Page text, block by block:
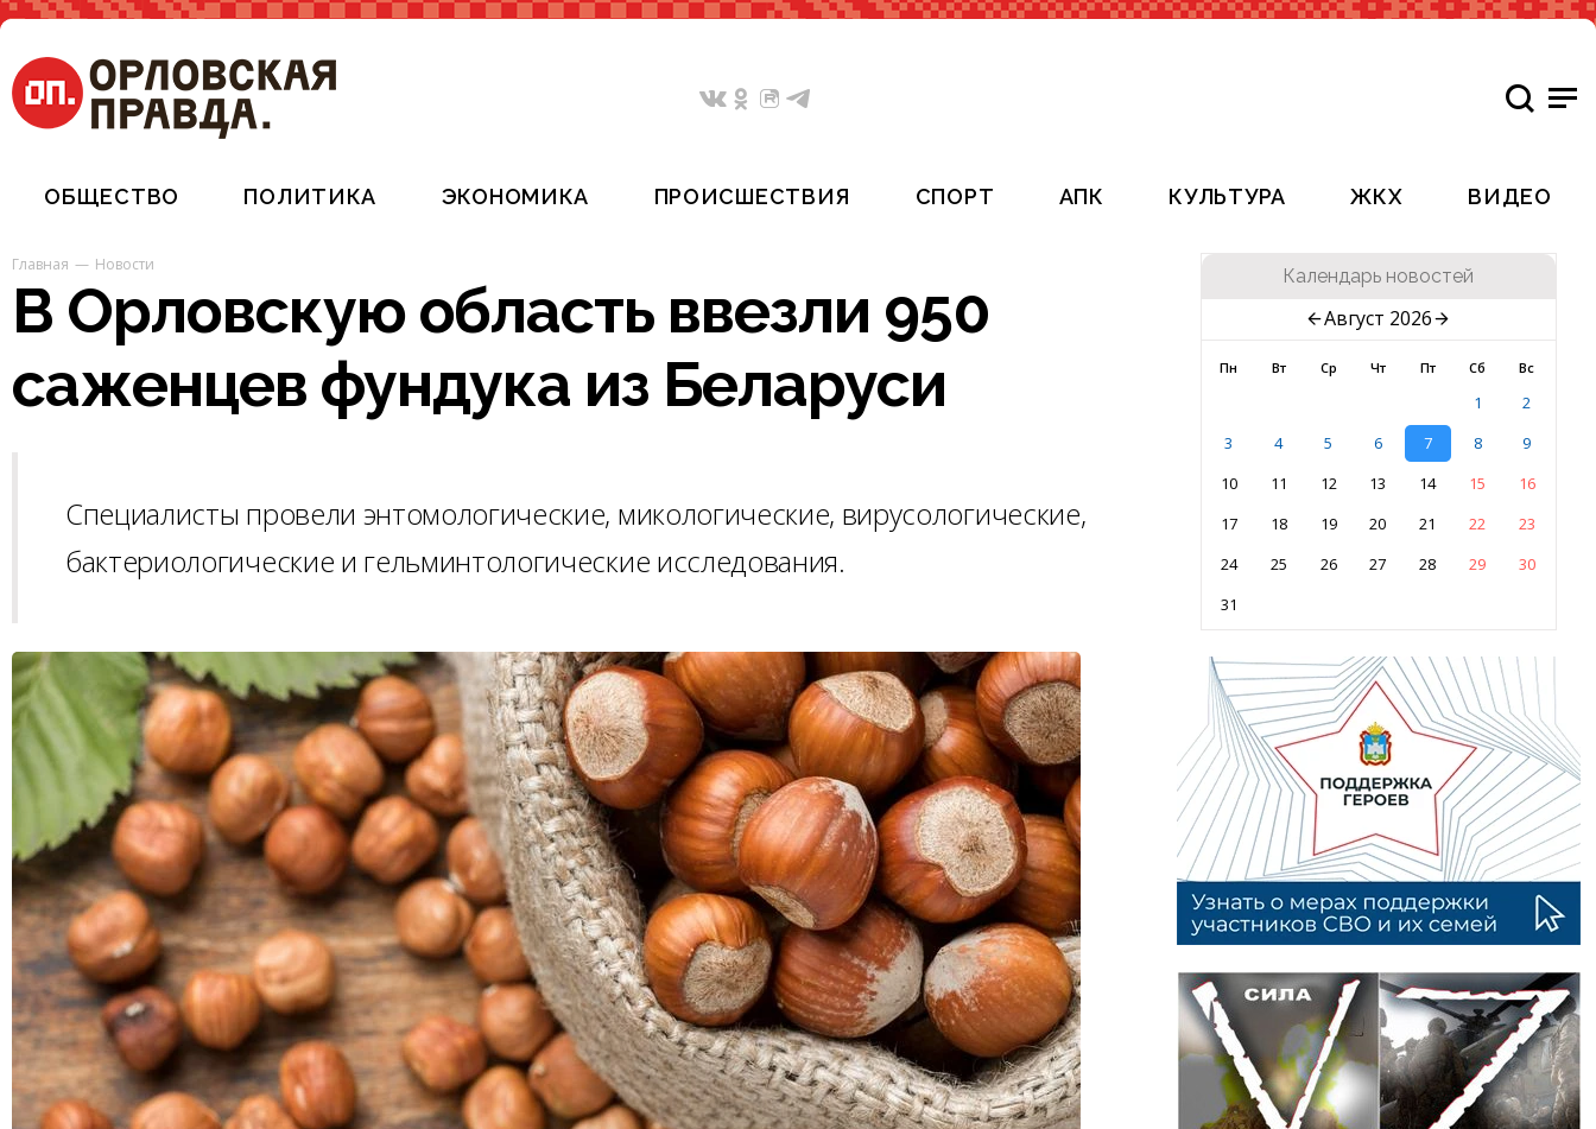
ОБЩЕСТВО ПОЛИТИКА ЭКОНОМИКА ПРОИСШЕСТВИЯ СПОРТ АПК КУЛЬТУРА ЖКХ ВИДЕО
Главная Новости
В Орловскую область ввезли 950
саженцев фундука из Беларуси
Специалисты провели энтомологические, микологические, вирусологические,
бактериологические и гельминтологические исследования.
Календарь новостей
Август 2026
Пн Вт Ср Чт Пт Сб Вс
1
2
3
4 5 6 7 8
9
10
11 12 13 14 15
16
17
18 19 20 21 22
23
24
25 26 27 28 29
30
31